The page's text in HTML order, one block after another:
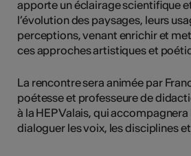
apporte un éclairage scientifique
l’évolution des paysages, leurs
perceptions, venant enrichir et
ces approches artistiques et
La rencontre sera animée par
poétesse et professeure de
à la HEP Valais, qui
dialoguer les voix, les disciplines